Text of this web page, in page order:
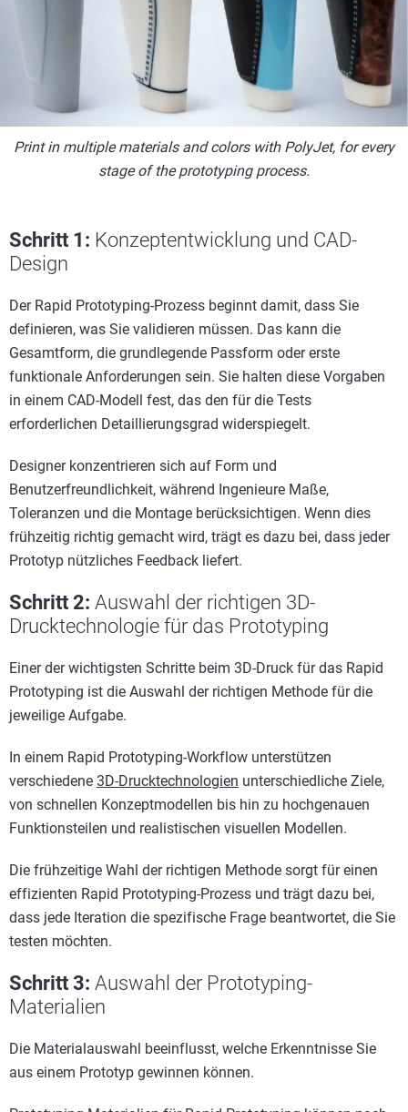
Print in multiple materials and colors with PolyJet, for every
stage of the prototyping process.
Schritt 1: Konzeptentwicklung und CAD-
Design
Der Rapid Prototyping-Prozess beginnt damit, dass Sie
definieren, was Sie validieren müssen. Das kann die
Gesamtform, die grundlegende Passform oder erste
funktionale Anforderungen sein. Sie halten diese Vorgaben
in einem CAD-Modell fest, das den für die Tests
erforderlichen Detaillierungsgrad widerspiegelt.
Designer konzentrieren sich auf Form und
Benutzerfreundlichkeit, während Ingenieure Maße,
Toleranzen und die Montage berücksichtigen. Wenn dies
frühzeitig richtig gemacht wird, trägt es dazu bei, dass jeder
Prototyp nützliches Feedback liefert.
Schritt 2: Auswahl der richtigen 3D-
Drucktechnologie für das Prototyping
Einer der wichtigsten Schritte beim 3D-Druck für das Rapid
Prototyping ist die Auswahl der richtigen Methode für die
jeweilige Aufgabe.
In einem Rapid Prototyping-Workflow unterstützen
verschiedene 3D-Drucktechnologien unterschiedliche Ziele,
von schnellen Konzeptmodellen bis hin zu hochgenauen
Funktionsteilen und realistischen visuellen Modellen.
Die frühzeitige Wahl der richtigen Methode sorgt für einen
effizienten Rapid Prototyping-Prozess und trägt dazu bei,
dass jede Iteration die spezifische Frage beantwortet, die Sie
testen möchten.
Schritt 3: Auswahl der Prototyping-
Materialien
Die Materialauswahl beeinflusst, welche Erkenntnisse Sie
aus einem Prototyp gewinnen können.